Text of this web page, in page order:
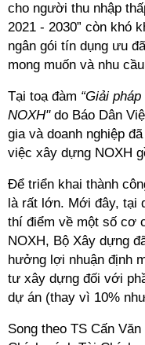
cho người thu nhập
2021 - 2030” còn khó
ngân gói tín dụng ưu
mong muốn và nhu
Tại toạ đàm “Giải
NOXH" do Báo Dân
gia và doanh nghiệp
việc xây dựng NOXH
Để triển khai thành
là rất lớn. Mới đây, tại
thí điểm về một số cơ
NOXH, Bộ Xây dựng
hưởng lợi nhuận định
tư xây dựng đối với
dự án (thay vì 10%
Song theo TS Cấn